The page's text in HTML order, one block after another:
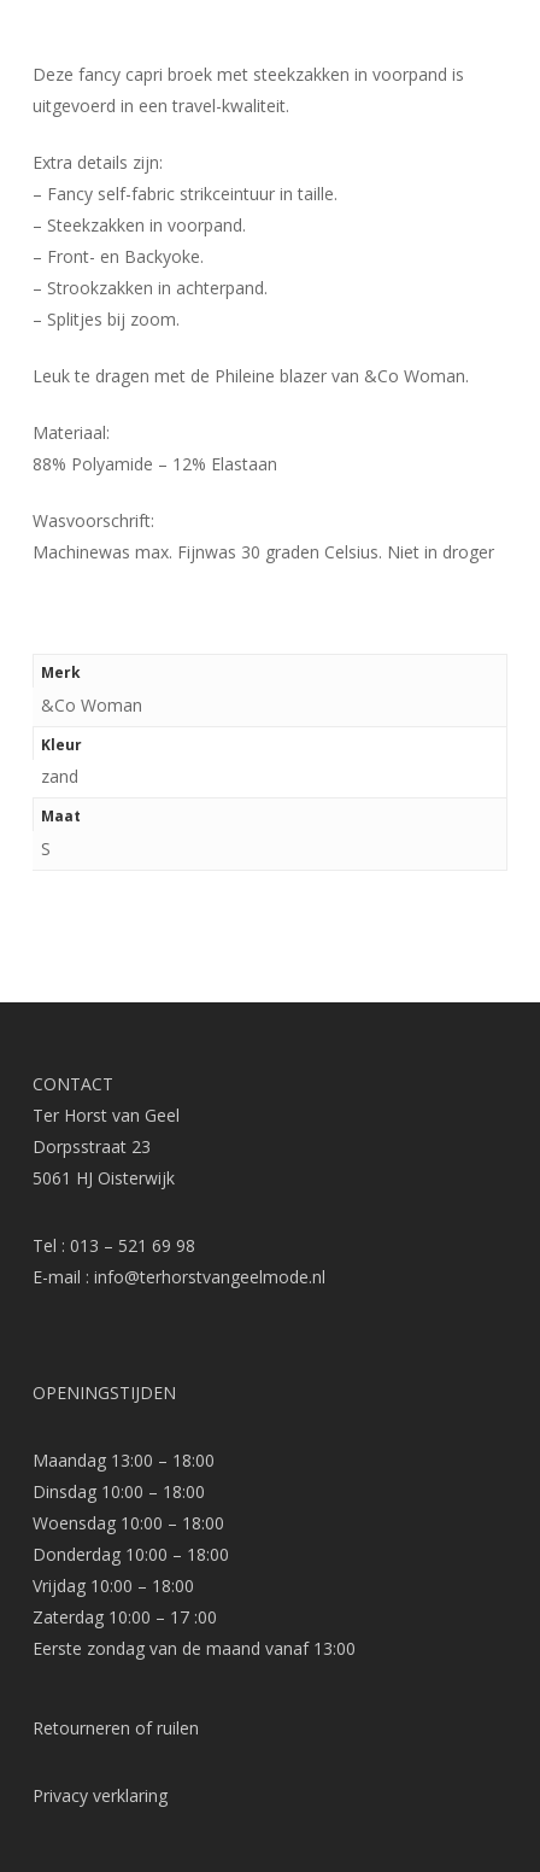
Deze fancy capri broek met steekzakken in voorpand is
uitgevoerd in een travel-kwaliteit.
Extra details zijn:
– Fancy self-fabric strikceintuur in taille.
– Steekzakken in voorpand.
– Front- en Backyoke.
– Strookzakken in achterpand.
– Splitjes bij zoom.
Leuk te dragen met de Phileine blazer van &Co Woman.
Materiaal:
88% Polyamide – 12% Elastaan
Wasvoorschrift:
Machinewas max. Fijnwas 30 graden Celsius. Niet in droger
Merk
&Co Woman
Kleur
zand
Maat
S
CONTACT
Ter Horst van Geel
Dorpsstraat 23
5061 HJ Oisterwijk
Tel : 013 – 521 69 98
E-mail : info@terhorstvangeelmode.nl
OPENINGSTIJDEN
Maandag 13:00 – 18:00
Dinsdag 10:00 – 18:00
Woensdag 10:00 – 18:00
Donderdag 10:00 – 18:00
Vrijdag 10:00 – 18:00
Zaterdag 10:00 – 17 :00
Eerste zondag van de maand vanaf 13:00
Retourneren of ruilen
Privacy verklaring